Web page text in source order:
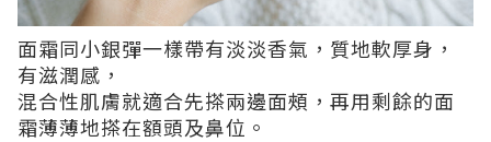
面霜同小銀彈一樣帶有淡淡香氣，質地軟厚身，
有滋潤感，
混合性肌膚就適合先搽兩邊面頰，再用剩餘的面
霜薄薄地搽在額頭及鼻位。